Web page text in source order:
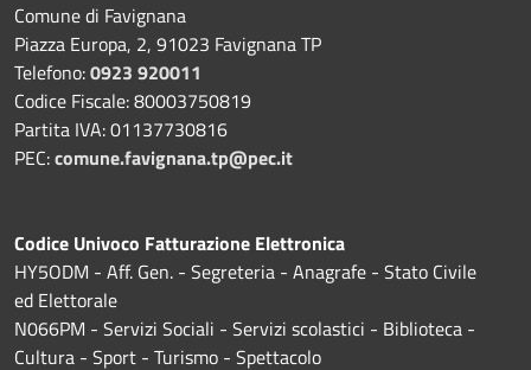
Comune di Favignana
Piazza Europa, 2, 91023 Favignana TP
Telefono:0923 920011
Codice Fiscale: 80003750819
Partita IVA: 01137730816
PEC:comune.favignana.tp@pec.it
Codice Univoco Fatturazione Elettronica
HY5ODM - Aff. Gen. - Segreteria - Anagrafe - Stato Civile
ed Elettorale
N066PM - Servizi Sociali - Servizi scolastici - Biblioteca -
Cultura - Sport - Turismo - Spettacolo